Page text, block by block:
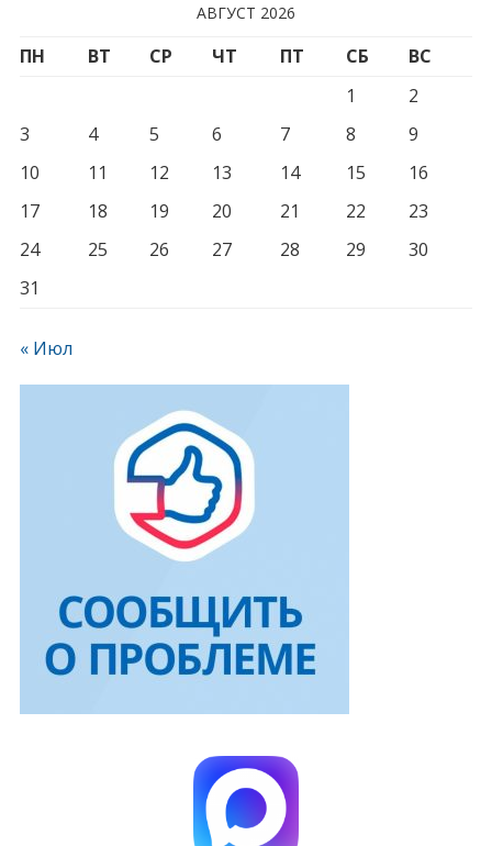
АВГУСТ 2026
ПН ВТ СР ЧТ ПТ СБ
ВС
1
2
3
4 5 6 7 8
9
10
11 12 13 14 15
16
17
18 19 20 21 22
23
24
25 26 27 28 29
30
31
« Июл